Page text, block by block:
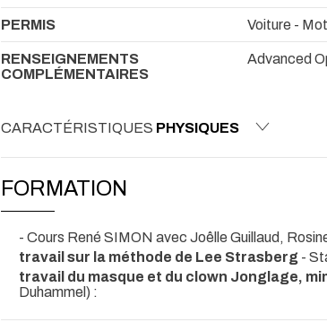
PERMIS Voiture -
RENSEIGNEMENTS
COMPLÉMENTAIRES
Advanced
CARACTÉRISTIQUES PHYSIQUES
FORMATION
- Cours René SIMON avec Joêlle Guillaud,
travail sur la méthode de Lee Strasberg -
travail du masque et du clown Jonglage,
Duhammel) :